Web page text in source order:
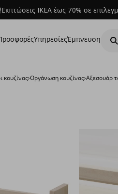
Εκπτώσεις IKEA έως 70% σε
ΥπηρεσίεςΈμπνευση
κουζίνας›Οργάνωση κουζίνας›Αξεσουάρ